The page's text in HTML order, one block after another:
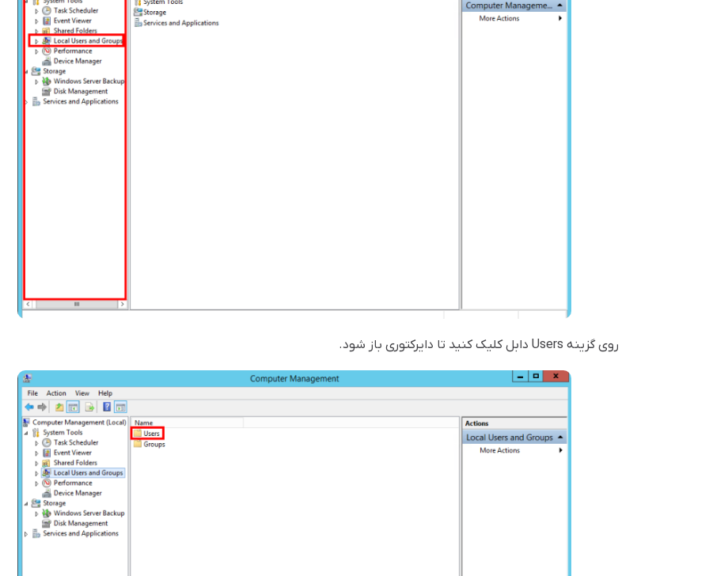
روی گزینه Users دابل کلیک کنید تا دایرکتوری باز شود.